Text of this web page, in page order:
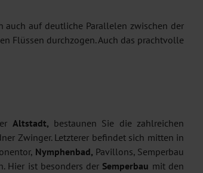
auch auf deutliche Parallelen zwischen der
Flüssen durchzogen. Auch das prachtvolle
Altstadt, bestaunen Sie die zahlreichen
Zwinger. Letzterer befindet sich mitten in
Nymphenbad, Pavillons, Semperbau
Hier ist besonders der Semperbau mit den